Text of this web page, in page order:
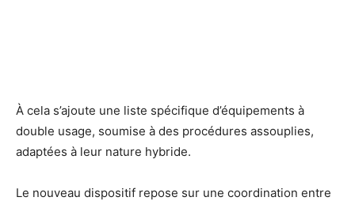
À cela s’ajoute une liste spécifique d’équipements à
double usage, soumise à des procédures assouplies,
adaptées à leur nature hybride.
Le nouveau dispositif repose sur une coordination entre